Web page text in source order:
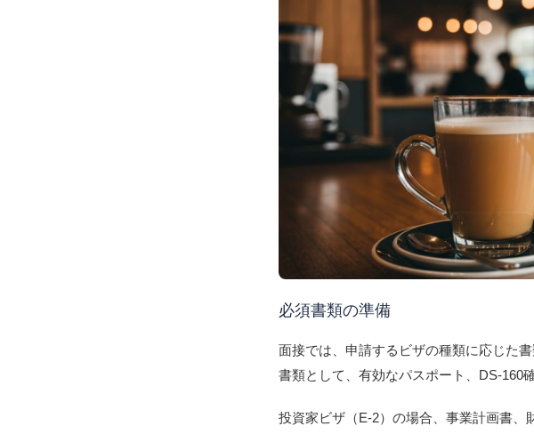
必須書類の準備
面接では、申請するビザの種類に応じた
書類として、有効なパスポート、DS-160
投資家ビザ（E-2）の場合、事業計画書